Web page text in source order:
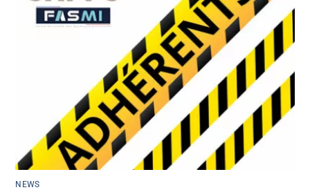
NEWS